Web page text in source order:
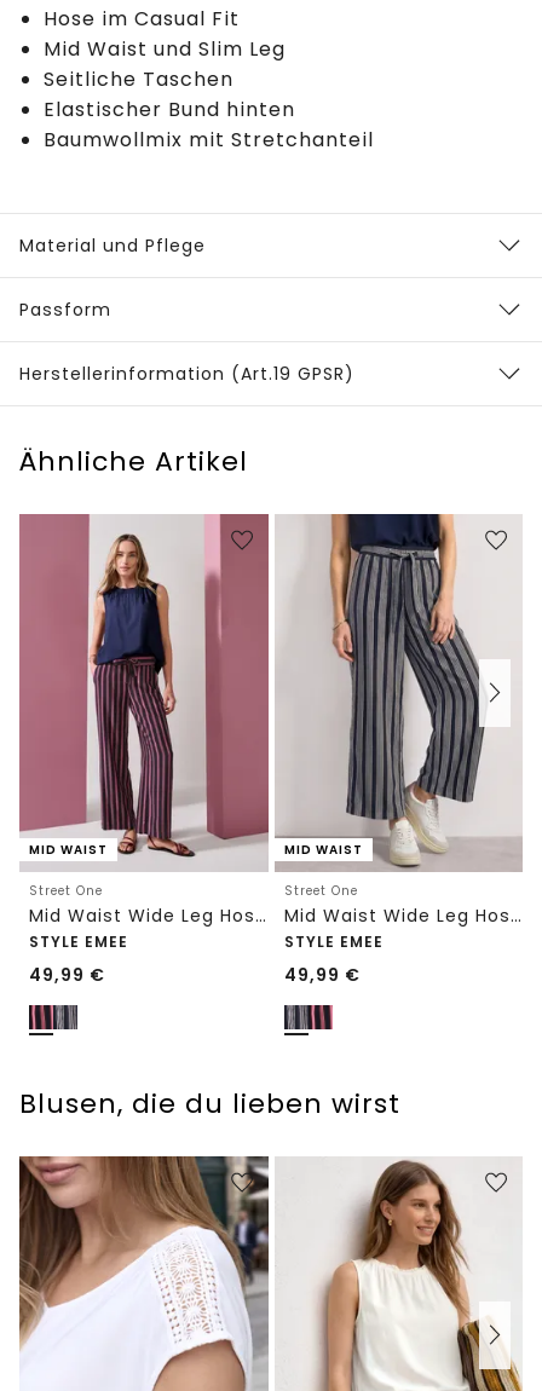
Hose im Casual Fit
Mid Waist und Slim Leg
Seitliche Taschen
Elastischer Bund hinten
Baumwollmix mit Stretchanteil
Material und Pflege
Passform
Herstellerinformation (Art.19 GPSR)
Ähnliche Artikel
MID WAIST
Street One
Mid Waist Wide Leg Hose mit Streifen
STYLE EMEE
49,99 €
MID WAIST
Street One
Mid Waist Wide Leg Hose mit Streifen
STYLE EMEE
49,99 €
Blusen, die du lieben wirst